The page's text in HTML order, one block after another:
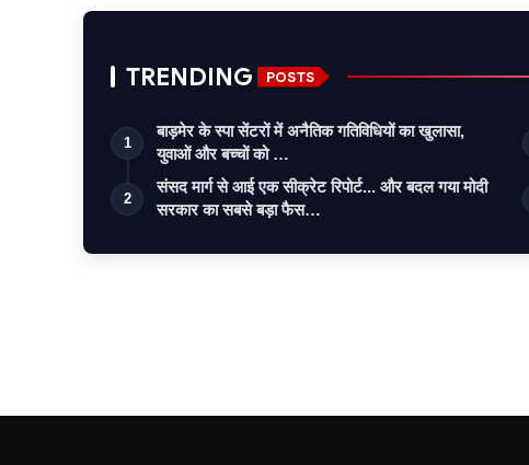
TRENDING POSTS
1
बाड़मेर के स्पा सेंटरों में अनैतिक गतिविधियों का खुलासा,
युवाओं और बच्चों को …
2
संसद मार्ग से आई एक सीक्रेट रिपोर्ट... और बदल गया मोदी
सरकार का सबसे बड़ा फैस…